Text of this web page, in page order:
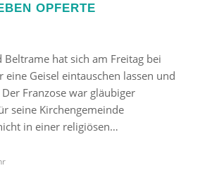
OPFERTE
Beltrame hat sich am Freitag bei
Geisel eintauschen lassen und
Franzose war gläubiger
seine Kirchengemeinde
in einer religiösen…